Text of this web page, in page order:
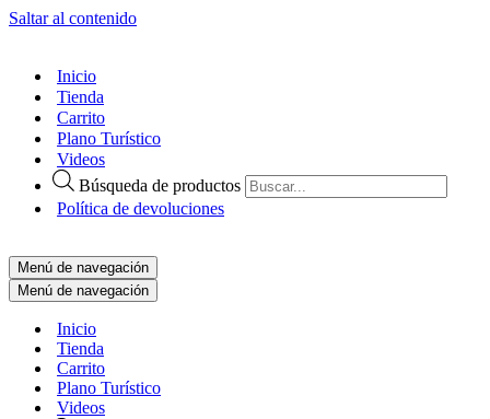
Saltar al contenido
Inicio
Tienda
Carrito
Plano Turístico
Videos
Búsqueda de productos
Política de devoluciones
Menú de navegación
Menú de navegación
Inicio
Tienda
Carrito
Plano Turístico
Videos